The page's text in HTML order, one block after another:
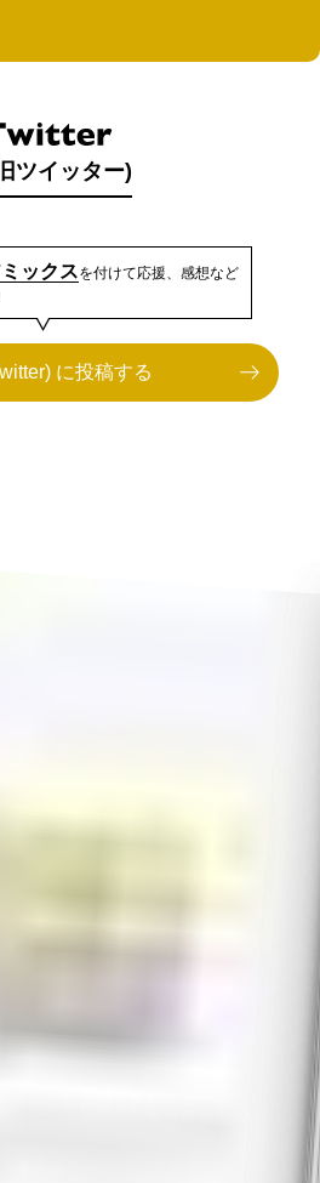
ツイッター)
ックスを付けて応援、感想など
に投稿する